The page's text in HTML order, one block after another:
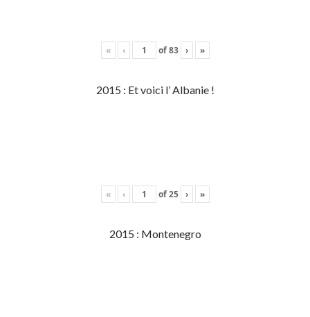
« ‹ of83 › »
2015 : Et voici l’ Albanie !
« ‹ of25 › »
2015 : Montenegro